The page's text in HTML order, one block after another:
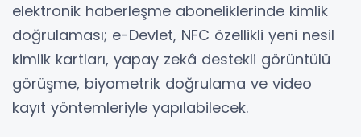
elektronik haberleşme aboneliklerinde kimlik
doğrulaması; e-Devlet, NFC özellikli yeni nesil
kimlik kartları, yapay zekâ destekli görüntülü
görüşme, biyometrik doğrulama ve video
kayıt yöntemleriyle yapılabilecek.